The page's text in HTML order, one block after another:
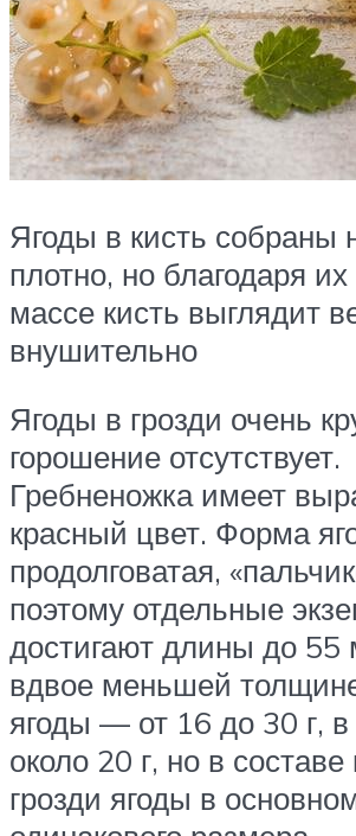
Ягоды в кисть собраны
плотно, но благодаря
массе кисть выглядит
внушительно
Ягоды в грозди очень
горошение отсутствует.
Гребненожка имеет
красный цвет. Форма
продолговатая,
поэтому отдельные
достигают длины до 55
вдвое меньшей
ягоды — от 16 до 30 г,
около 20 г, но в
грозди ягоды в